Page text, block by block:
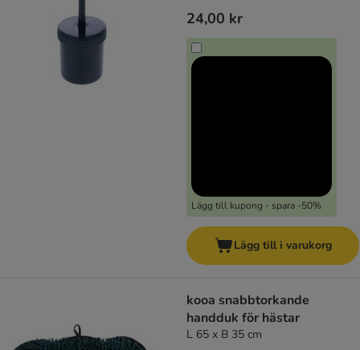
24,00 kr
Lägg till kupong - spara -50%
Lägg till i varukorg
kooa snabbtorkande
handduk för hästar
L 65 x B 35 cm